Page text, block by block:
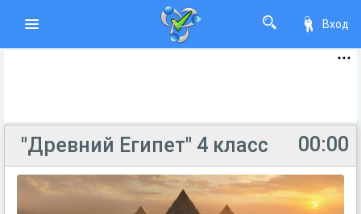
Вход
00:00
"Древний Египет" 4 класс